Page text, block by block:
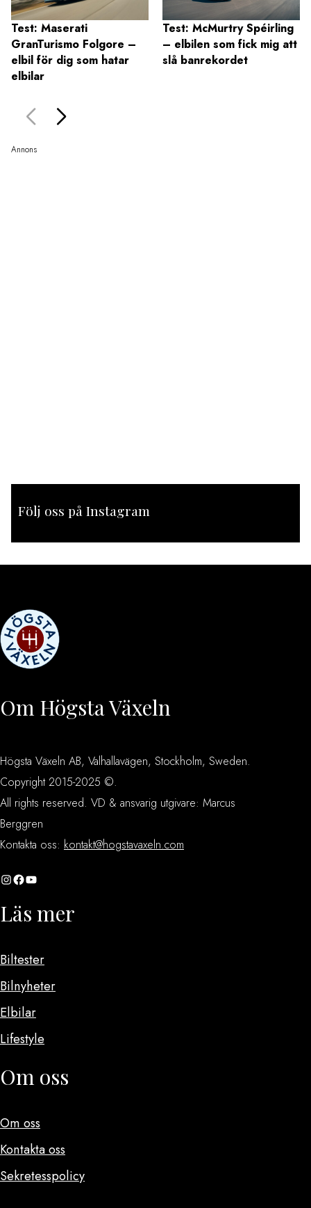
Test: Maserati
GranTurismo Folgore –
elbil för dig som hatar
elbilar
Test: McMurtry Spéirling
– elbilen som fick mig att
slå banrekordet
Annons
Följ oss på Instagram
Om Högsta Växeln
Högsta Växeln AB, Valhallavägen, Stockholm, Sweden.
Copyright 2015-2025 ©.
All rights reserved. VD & ansvarig utgivare: Marcus
Berggren
Kontakta oss: kontakt@hogstavaxeln.com
InstagramFacebook YouTube
Läs mer
Biltester
Bilnyheter
Elbilar
Lifestyle
Om oss
Om oss
Kontakta oss
Sekretesspolicy